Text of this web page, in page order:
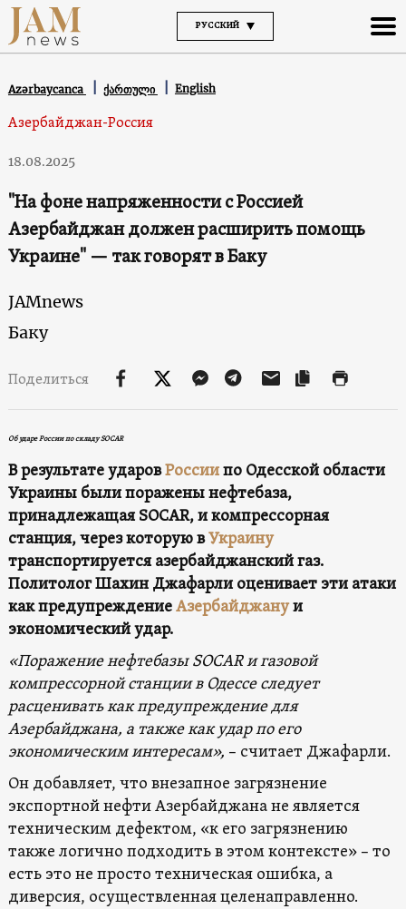
РУССКИЙ
Azərbaycanca ქართული English
Азербайджан-Россия
18.08.2025
"На фоне напряженности с Россией
Азербайджан должен расширить помощь
Украине" — так говорят в Баку
JAMnews
Баку
Поделиться
Об ударе России по складу SOCAR
В результате ударовРоссиипо Одесской области
Украины были поражены нефтебаза,
принадлежащая SOCAR, и компрессорная
станция, через которую вУкраину
транспортируется азербайджанский газ.
Политолог Шахин Джафарли оценивает эти атаки
как предупреждениеАзербайджануи
экономический удар.
«Поражение нефтебазы SOCAR и газовой
компрессорной станции в Одессе следует
расценивать как предупреждение для
Азербайджана, а также как удар по его
экономическим интересам», – считает Джафарли.
Он добавляет, что внезапное загрязнение
экспортной нефти Азербайджана не является
техническим дефектом, «к его загрязнению
также логично подходить в этом контексте» – то
есть это не просто техническая ошибка, а
диверсия, осуществленная целенаправленно.